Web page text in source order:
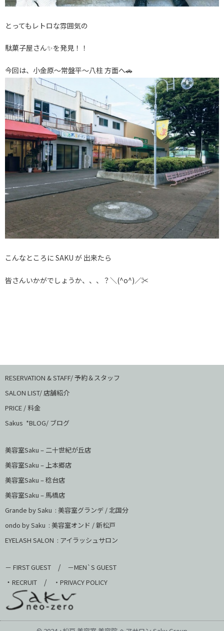
とってもレトロな雰囲気の
駄菓子屋さん✨を発見！！
今回は、小金原〜常盤平〜八柱 方面へ🚗
こんなところに SAKU が 出来たら
皆さんいかがでしょうか、、、？＼(^o^)／✂️
RESERVATION & STAFF/ 予約＆スタッフ
SALON LIST/ 店舗紹介
PRICE / 料金
Sakus *BLOG/ ブログ
美容室Saku – 二十世紀が丘店
美容室Saku –上本郷店
美容室Saku –稔台店
美容室Saku – 馬橋店
Grande by Saku : 美容室グランデ / 北国分
ondo by Saku : 美容室オンド / 新松戸
EYELASH SALON : アイラッシュサロン
－ FIRST GUEST / －MEN`S GUEST
・ RECRUIT / ・PRIVACY POLICY